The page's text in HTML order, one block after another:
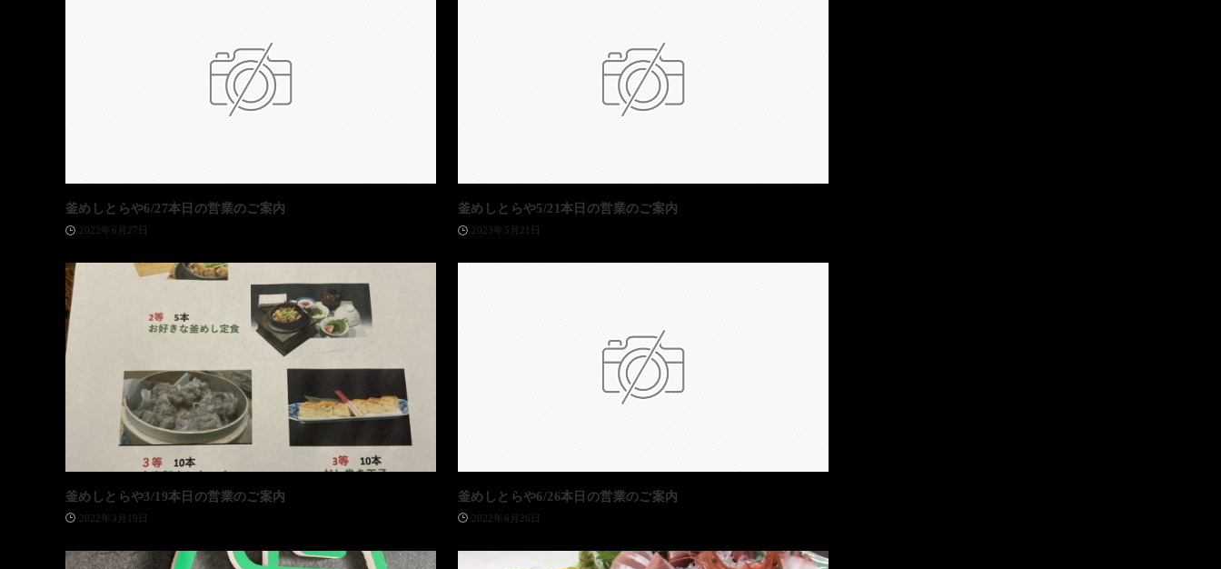
釜めしとらや6/27本日の営業のご案内
2022年6月27日
釜めしとらや5/21本日の営業のご案内
2023年5月21日
釜めしとらや3/19本日の営業のご案内
2022年3月19日
釜めしとらや6/26本日の営業のご案内
2022年6月26日